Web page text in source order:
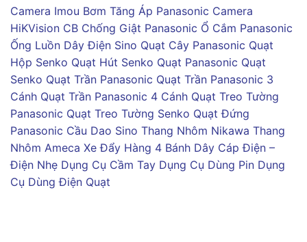
Camera Imou Bơm Tăng Áp Panasonic Camera
HiKVision CB Chống Giật Panasonic Ổ Cắm Panasonic
Ống Luồn Dây Điện Sino Quạt Cây Panasonic Quạt
Hộp Senko Quạt Hút Senko Quạt Panasonic Quạt
Senko Quạt Trần Panasonic Quạt Trần Panasonic 3
Cánh Quạt Trần Panasonic 4 Cánh Quạt Treo Tường
Panasonic Quạt Treo Tường Senko Quạt Đứng
Panasonic Cầu Dao Sino Thang Nhôm Nikawa Thang
Nhôm Ameca Xe Đẩy Hàng 4 Bánh Dây Cáp Điện –
Điện Nhẹ Dụng Cụ Cầm Tay Dụng Cụ Dùng Pin Dụng
Cụ Dùng Điện Quạt